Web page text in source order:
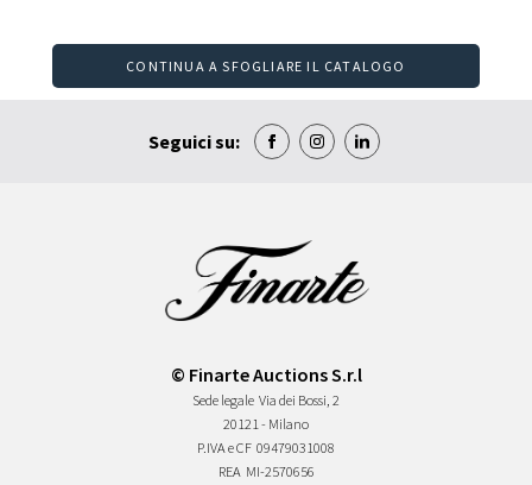
CONTINUA A SFOGLIARE IL CATALOGO
Seguici su:
© Finarte Auctions S.r.l
Sede legale Via dei Bossi, 2
20121 - Milano
P.IVA e CF 09479031008
REA MI-2570656